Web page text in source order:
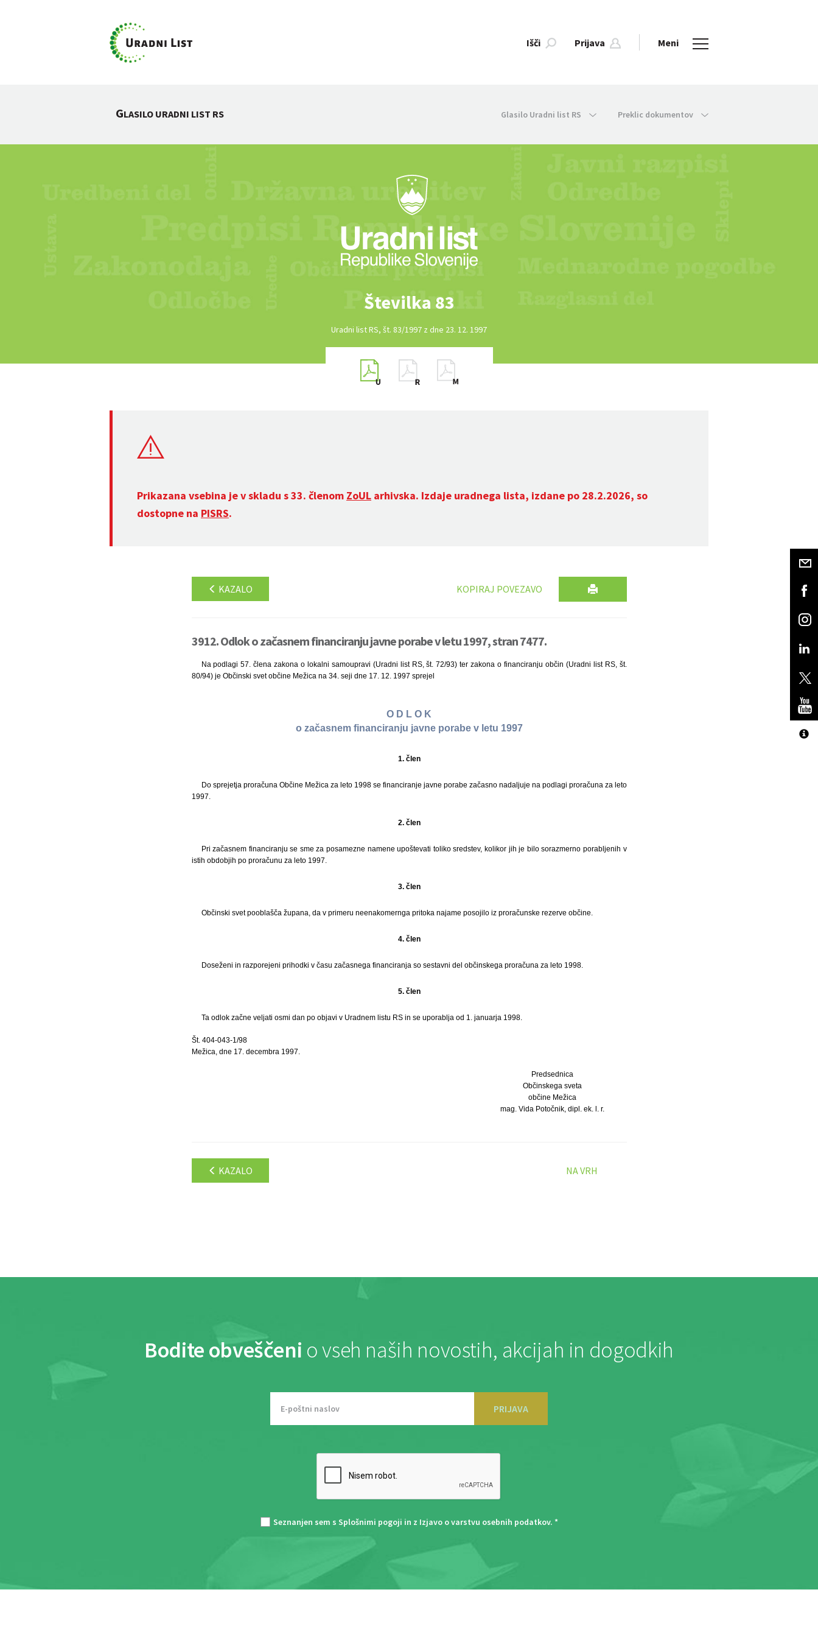
Išči Prijava Meni
GLASILO URADNI LIST RS Glasilo Uradni list RS Preklic dokumentov
Številka 83
Uradni list RS, št. 83/1997 z dne 23. 12. 1997
Prikazana vsebina je v skladu s 33. členom ZoUL arhivska. Izdaje uradnega lista, izdane po 28.2.2026, so
dostopne na PISRS.
KAZALO KOPIRAJ POVEZAVO
3912. Odlok o začasnem financiranju javne porabe v letu 1997, stran 7477.
Na podlagi 57. člena zakona o lokalni samoupravi (Uradni list RS, št. 72/93) ter zakona o financiranju občin (Uradni list RS, št.
80/94) je Občinski svet občine Mežica na 34. seji dne 17. 12. 1997 sprejel
O D L O K
o začasnem financiranju javne porabe v letu 1997
1. člen
Do sprejetja proračuna Občine Mežica za leto 1998 se financiranje javne porabe začasno nadaljuje na podlagi proračuna za leto
1997.
2. člen
Pri začasnem financiranju se sme za posamezne namene upoštevati toliko sredstev, kolikor jih je bilo sorazmerno porabljenih v
istih obdobjih po proračunu za leto 1997.
3. člen
Občinski svet pooblašča župana, da v primeru neenakomernga pritoka najame posojilo iz proračunske rezerve občine.
4. člen
Doseženi in razporejeni prihodki v času začasnega financiranja so sestavni del občinskega proračuna za leto 1998.
5. člen
Ta odlok začne veljati osmi dan po objavi v Uradnem listu RS in se uporablja od 1. januarja 1998.
Št. 404-043-1/98
Mežica, dne 17. decembra 1997.
Predsednica
Občinskega sveta
občine Mežica
mag. Vida Potočnik, dipl. ek. l. r.
KAZALO NA VRH
Bodite obveščeni o vseh naših novostih, akcijah in dogodkih
PRIJAVA
Seznanjen sem s Splošnimi pogoji in z Izjavo o varstvu osebnih podatkov. *